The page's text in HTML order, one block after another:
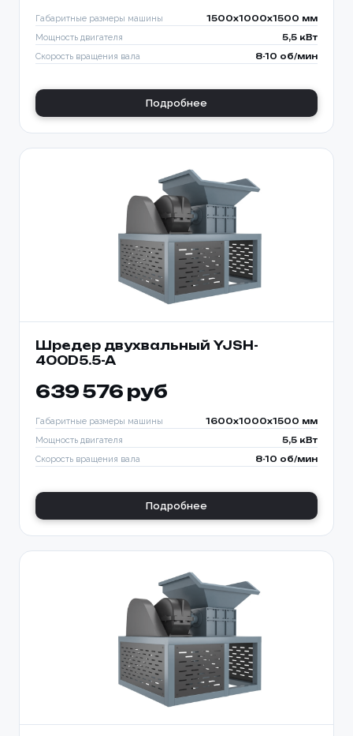
Габаритные размеры машины 1500x1000x1500 мм
Мощность двигателя 5,5 кВт
Скорость вращения вала 8-10 об/мин
Подробнее
Шредер двухвальный YJSH-
400D5.5-A
639 576 руб
Габаритные размеры машины 1600x1000x1500 мм
Мощность двигателя 5,5 кВт
Скорость вращения вала 8-10 об/мин
Подробнее